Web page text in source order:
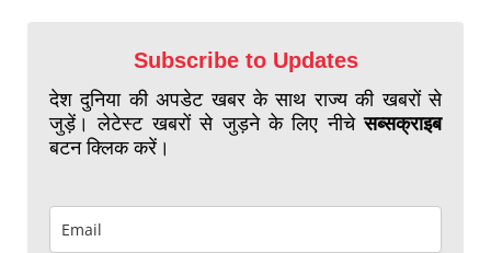
Subscribe to Updates
देश दुनिया की अपडेट खबर के साथ राज्य की खबरों से
जुड़ें। लेटेस्ट खबरों से जुड़ने के लिए नीचेसब्सक्राइब
बटन क्लिक करें।